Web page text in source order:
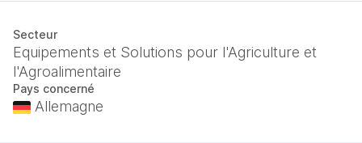
Secteur
Equipements et Solutions pour l'Agriculture et
l'Agroalimentaire
Pays concerné
Allemagne